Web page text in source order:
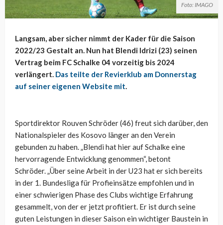
Foto: IMAGO
Langsam, aber sicher nimmt der Kader für die Saison
2022/23 Gestalt an. Nun hat Blendi Idrizi (23) seinen
Vertrag beim FC Schalke 04 vorzeitig bis 2024
verlängert. Das teilte der Revierklub am Donnerstag
auf seiner eigenen Website mit.
Sportdirektor Rouven Schröder (46) freut sich darüber, den
Nationalspieler des Kosovo länger an den Verein
gebunden zu haben. „Blendi hat hier auf Schalke eine
hervorragende Entwicklung genommen“, betont
Schröder. „Über seine Arbeit in der U23 hat er sich bereits
in der 1. Bundesliga für Profieinsätze empfohlen und in
einer schwierigen Phase des Clubs wichtige Erfahrung
gesammelt, von der er jetzt profitiert. Er ist durch seine
guten Leistungen in dieser Saison ein wichtiger Baustein in